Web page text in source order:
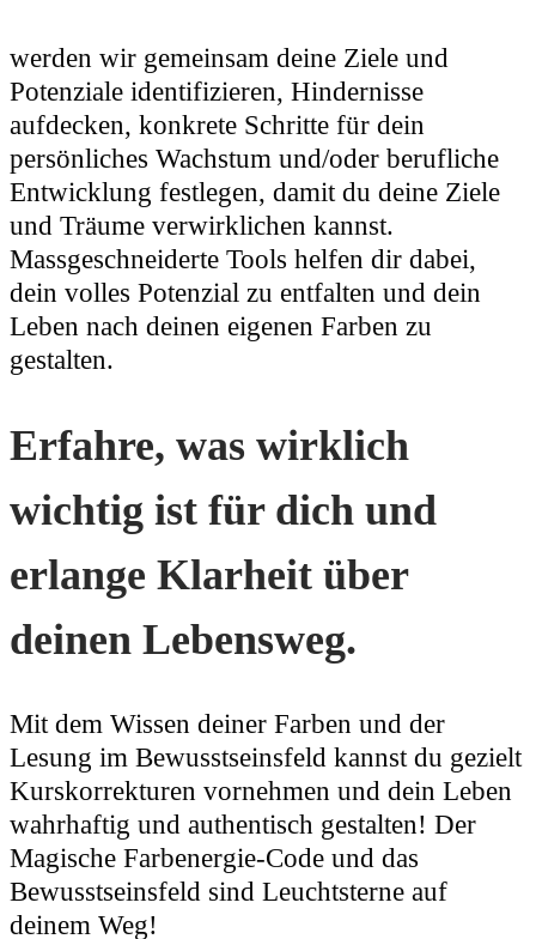
werden wir gemeinsam deine Ziele und
Potenziale identifizieren, Hindernisse
aufdecken, konkrete Schritte für dein
persönliches Wachstum und/oder berufliche
Entwicklung festlegen, damit du deine Ziele
und Träume verwirklichen kannst.
Massgeschneiderte Tools helfen dir dabei,
dein volles Potenzial zu entfalten und dein
Leben nach deinen eigenen Farben zu
gestalten.
Erfahre, was wirklich
wichtig ist für dich und
erlange Klarheit über
deinen Lebensweg.
Mit dem Wissen deiner Farben und der
Lesung im Bewusstseinsfeld kannst du gezielt
Kurskorrekturen vornehmen und dein Leben
wahrhaftig und authentisch gestalten! Der
Magische Farbenergie-Code und das
Bewusstseinsfeld sind Leuchtsterne auf
deinem Weg!